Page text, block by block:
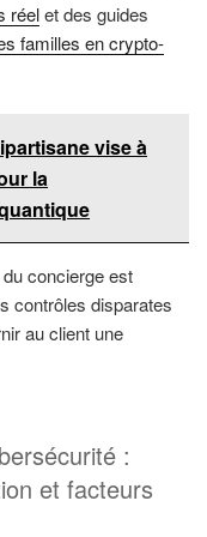
réelet des guides
familles en crypto-
vise à
la
concierge est
contrôles disparates
au client une
:
et facteurs